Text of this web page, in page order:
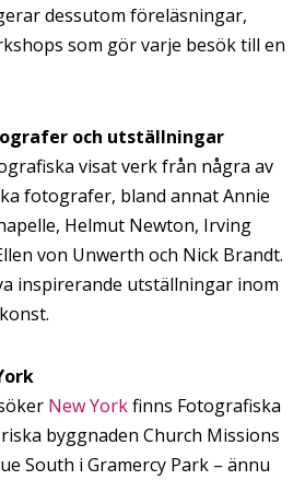
dessutom föreläsningar,
som gör varje besök till en
och utställningar
visat verk från några av
fotografer, bland annat Annie
Helmut Newton, Irving
von Unwerth och Nick Brandt.
inspirerande utställningar inom
New Yorkfinns Fotografiska
byggnaden Church Missions
South i Gramercy Park – ännu